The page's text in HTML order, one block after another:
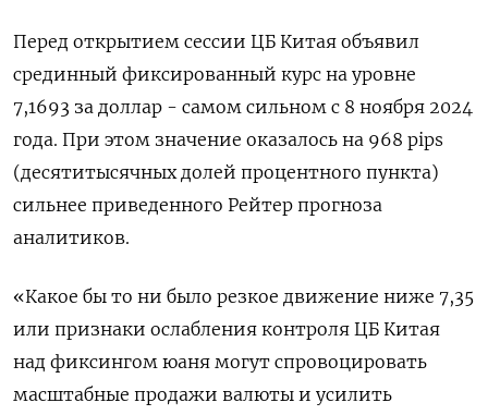
Перед открытием сессии ЦБ Китая объявил
срединный фиксированный курс на уровне
7,1693 за доллар - самом сильном с 8 ноября 2024
года. При этом значение оказалось на 968 pips
(десятитысячных долей процентного пункта)
сильнее приведенного Рейтер прогноза
аналитиков.
«Какое бы то ни было резкое движение ниже 7,35
или признаки ослабления контроля ЦБ Китая
над фиксингом юаня могут спровоцировать
масштабные продажи валюты и усилить